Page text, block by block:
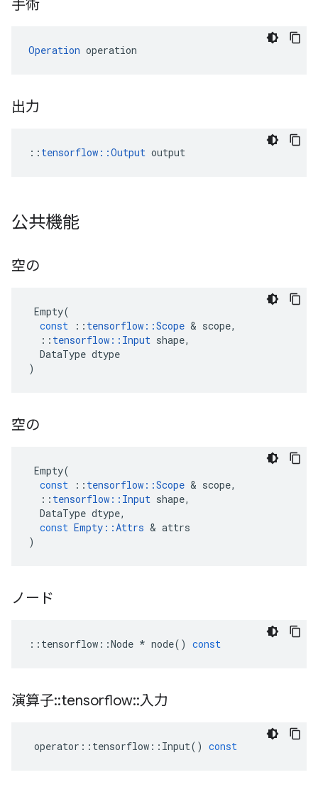
手術
Operation operation
出力
:: tensorflow::Output output
公共機能
空の
Empty(
const
:: tensorflow ::Scope & scope,
:: tensorflow :: Input shape,
DataType dtype
)
空の
Empty(
const
:: tensorflow ::Scope & scope,
:: tensorflow :: Input shape,
DataType dtype,
const Empty ::Attrs & attrs
)
ノード
:: tensorflow ::Node * node() const
演算子::tensorflow::入力
operator :: tensorflow :: Input() const